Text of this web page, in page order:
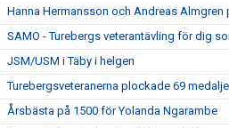
Hanna Hermansson och Andreas Almgren
SAMO - Turebergs veterantävling för dig
JSM/USM i Täby i helgen
Turebergsveteranerna plockade 69
Årsbästa på 1500 för Yolanda Ngarambe